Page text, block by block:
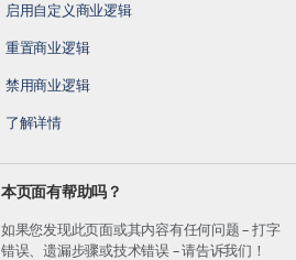
启用自定义商业逻辑
重置商业逻辑
禁用商业逻辑
了解详情
本页面有帮助吗？
如果您发现此页面或其内容有任何问题 – 打字
错误、遗漏步骤或技术错误 – 请告诉我们！